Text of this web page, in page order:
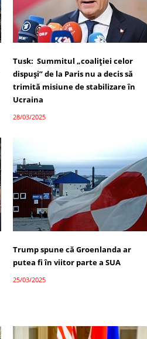
Tusk: Summitul „coaliției celor
dispuși” de la Paris nu a decis să
trimită misiune de stabilizare în
Ucraina
28/03/2025
Trump spune că Groenlanda ar
putea fi în viitor parte a SUA
25/03/2025